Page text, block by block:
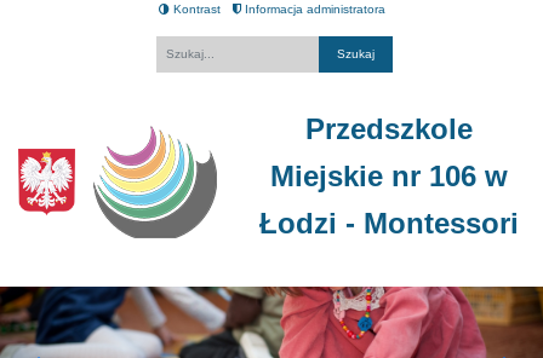
Kontrast Informacja administratora
Przedszkole
Miejskie nr 106 w
Łodzi - Montessori